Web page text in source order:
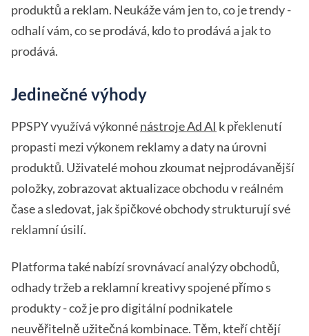
produktů a reklam. Neukáže vám jen to, co je trendy -
odhalí vám, co se prodává, kdo to prodává a jak to
prodává.
Jedinečné výhody
PPSPY využívá výkonnénástroje Ad AI k překlenutí
propasti mezi výkonem reklamy a daty na úrovni
produktů. Uživatelé mohou zkoumat nejprodávanější
položky, zobrazovat aktualizace obchodu v reálném
čase a sledovat, jak špičkové obchody strukturují své
reklamní úsilí.
Platforma také nabízí srovnávací analýzy obchodů,
odhady tržeb a reklamní kreativy spojené přímo s
produkty - což je pro digitální podnikatele
neuvěřitelně užitečná kombinace. Těm, kteří chtějí